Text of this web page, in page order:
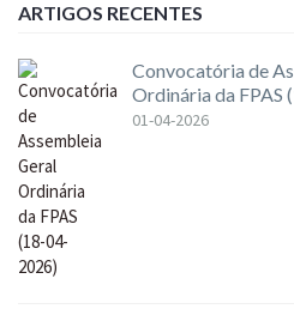
ARTIGOS RECENTES
Convocatória de
Ordinária da FPAS
01-04-2026